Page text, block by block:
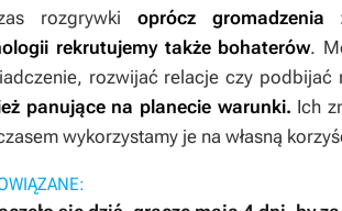
rozgrywki oprócz
rekrutujemy także bohaterów.
rozwijać relacje czy podbijać
panujące na planecie warunki. Ich
wykorzystamy je na własną